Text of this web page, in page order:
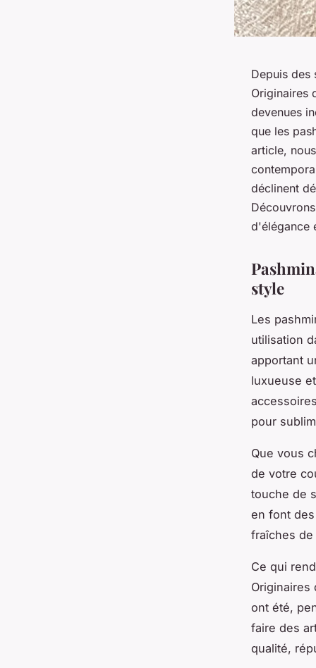
Depuis des
Originaires
devenues
que les
article,
déclinent
d'élégance
style
Les
utilisation
apportant
luxueuse
pour
Que vous
de votre
touche de
en font
fraîches
Ce qui
Originaires
ont été,
faire des
qualité,